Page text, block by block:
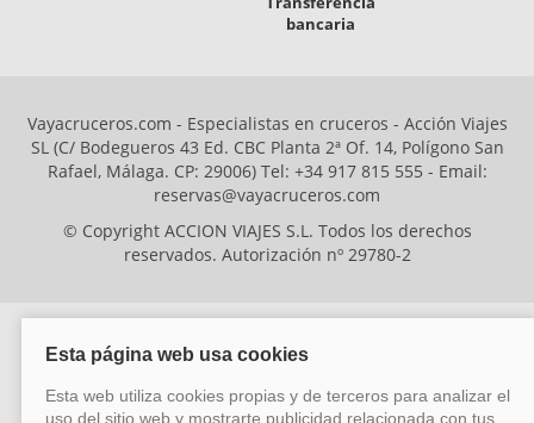
bancaria
Vayacruceros.com - Especialistas en cruceros - Acción Viajes
SL (C/ Bodegueros 43 Ed. CBC Planta 2ª Of. 14, Polígono San
Rafael, Málaga. CP: 29006) Tel: +34 917 815 555 - Email:
reservas@vayacruceros.com
© Copyright ACCION VIAJES S.L. Todos los derechos
reservados. Autorización nº 29780-2